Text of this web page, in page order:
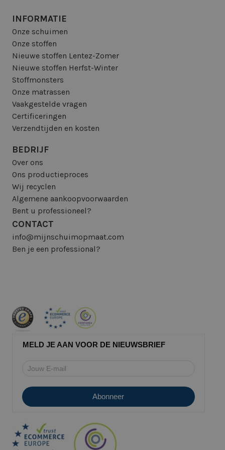
INFORMATIE
Onze schuimen
Onze stoffen
Nieuwe stoffen Lentez-Zomer
Nieuwe stoffen Herfst-Winter
Stoffmonsters
Onze matrassen
Vaakgestelde vragen
Certificeringen
Verzendtijden en kosten
BEDRIJF
Over ons
Ons productieproces
Wij recyclen
Algemene aankoopvoorwaarden
Bent u professioneel?
CONTACT
info@mijnschuimopmaat.com
Ben je een professional?
MELD JE AAN VOOR DE NIEUWSBRIEF